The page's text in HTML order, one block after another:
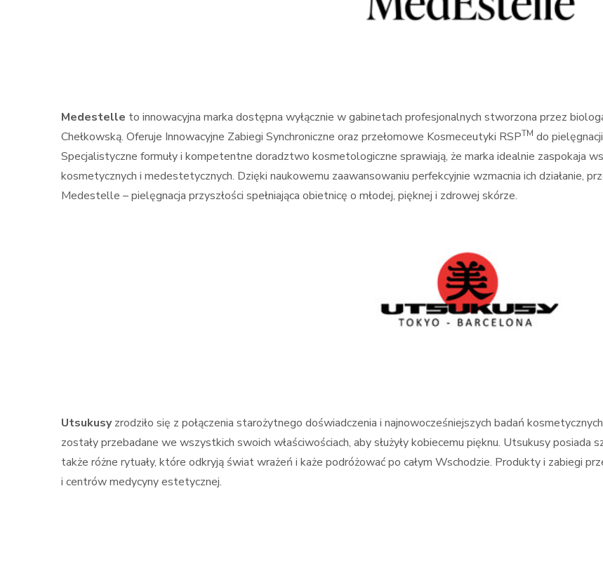
Medestelle to innowacyjna marka dostępna wyłącznie w gabinetach profesjonalnych stworzona przez
Chełkowską. Oferuje Innowacyjne Zabiegi Synchroniczne oraz przełomowe Kosmeceutyki RSPTM do
Specjalistyczne formuły i kompetentne doradztwo kosmetologiczne sprawiają, że marka idealnie zaspokaja
kosmetycznych i medestetycznych. Dzięki naukowemu zaawansowaniu perfekcyjnie wzmacnia ich działanie,
Medestelle – pielęgnacja przyszłości spełniająca obietnicę o młodej, pięknej i zdrowej skórze.
Utsukusyzrodziło się z połączenia starożytnego doświadczenia i najnowocześniejszych badań
zostały przebadane we wszystkich swoich właściwościach, aby służyły kobiecemu pięknu. Utsukusy posiada
także różne rytuały, które odkryją świat wrażeń i każe podróżować po całym Wschodzie. Produkty i zabiegi
i centrów medycyny estetycznej.